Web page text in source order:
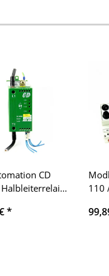
CD
*
110